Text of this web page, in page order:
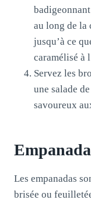
au long de la
jusqu’à ce
caramélisé à
Servez les
une salade
savoureux
Les empanadas
brisée ou